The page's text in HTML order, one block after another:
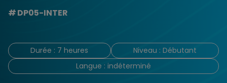
DP05-INTER
Durée : 7 heures
Niveau : Débutant
Langue : indéterminé